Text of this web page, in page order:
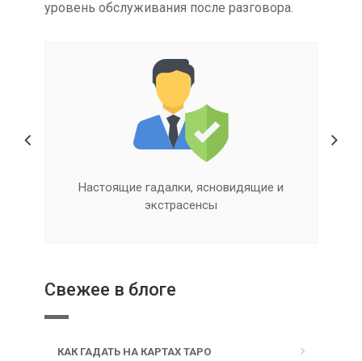
уровень обслуживания после разговора.
Настоящие гадалки, ясновидящие и
экстрасенсы
Свежее в блоге
КАК ГАДАТЬ НА КАРТАХ ТАРО